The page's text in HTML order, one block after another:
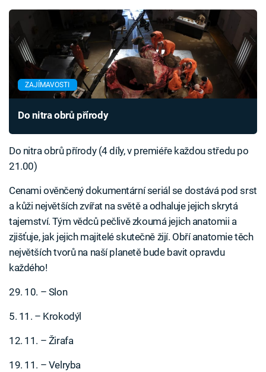
ZAJÍMAVOSTI
Do nitra obrů přírody
Do nitra obrů přírody (4 díly, v premiéře každou středu po
21.00)
Cenami ověnčený dokumentární seriál se dostává pod srst
a kůži největších zvířat na světě a odhaluje jejich skrytá
tajemství. Tým vědců pečlivě zkoumá jejich anatomii a
zjišťuje, jak jejich majitelé skutečně žijí. Obří anatomie těch
největších tvorů na naší planetě bude bavit opravdu
každého!
29. 10. – Slon
5. 11. – Krokodýl
12. 11. – Žirafa
19. 11. – Velryba